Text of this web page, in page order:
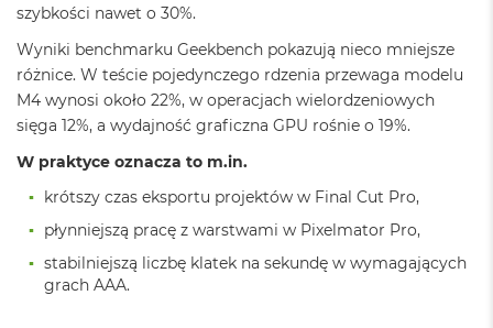
o
k
A
i
r
M
5
M
c
B
o
o
szybkości nawet o 30%.
Wyniki benchmarku Geekbench pokazują nieco mniejsze
różnice. W teście pojedynczego rdzenia przewaga modelu
M4 wynosi około 22%, w operacjach wielordzeniowych
sięga 12%, a wydajność graficzna GPU rośnie o 19%.
W praktyce oznacza to m.in.
krótszy czas eksportu projektów w Final Cut Pro,
płynniejszą pracę z warstwami w Pixelmator Pro,
stabilniejszą liczbę klatek na sekundę w wymagających
grach AAA.